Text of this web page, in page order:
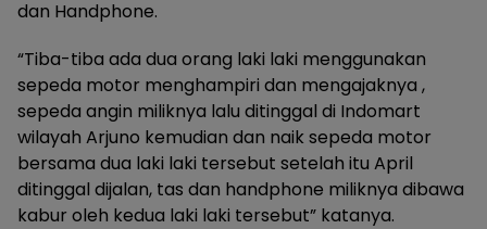
dan Handphone.
“Tiba-tiba ada dua orang laki laki menggunakan
sepeda motor menghampiri dan mengajaknya ,
sepeda angin miliknya lalu ditinggal di Indomart
wilayah Arjuno kemudian dan naik sepeda motor
bersama dua laki laki tersebut setelah itu April
ditinggal dijalan, tas dan handphone miliknya dibawa
kabur oleh kedua laki laki tersebut” katanya.